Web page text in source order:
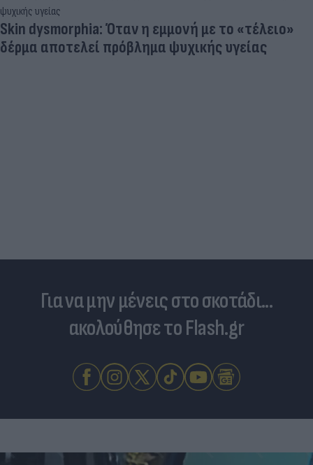
Skin dysmorphia: Όταν η εμμονή με το «τέλειο»
δέρμα αποτελεί πρόβλημα ψυχικής υγείας
Για να μην μένεις στο σκοτάδι...
ακολούθησε το Flash.gr